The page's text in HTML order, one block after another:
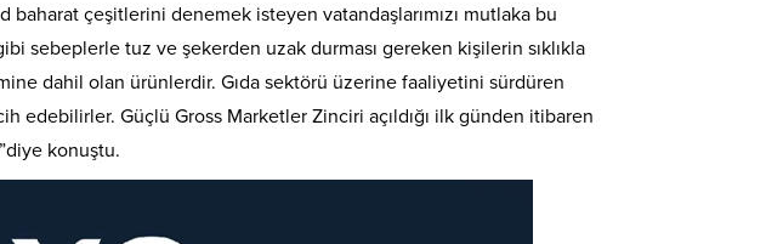
çeşitlerini denemek isteyen vatandaşlarımızı mutlaka bu
sebeplerle tuz ve şekerden uzak durması gereken kişilerin sıklıkla
dahil olan ürünlerdir. Gıda sektörü üzerine faaliyetini sürdüren
Güçlü Gross Marketler Zinciri açıldığı ilk günden itibaren
konuştu.